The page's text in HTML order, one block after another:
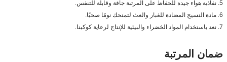
5. نفاذية هواء جيدة للحفاظ على المرتبة جافة وقابلة للتنفس.
6. مادة النسيج المضادة للغبار والعث لتمنحك نومًا صحيًا.
7. نعد باستخدام المواد الخضراء والبيئية للإنتاج لرعاية كوكبنا.
ضمان المرتبة